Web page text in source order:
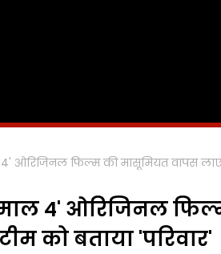
ओरिजिनल फिल्म की मासूमियत वापस
4' ओरिजिनल
को बताया 'परिवार'